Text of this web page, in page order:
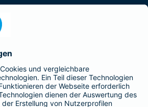
ist Teil der BarmeniaGothaer
BELIEBTE SEITEN
Zusatzversicherung